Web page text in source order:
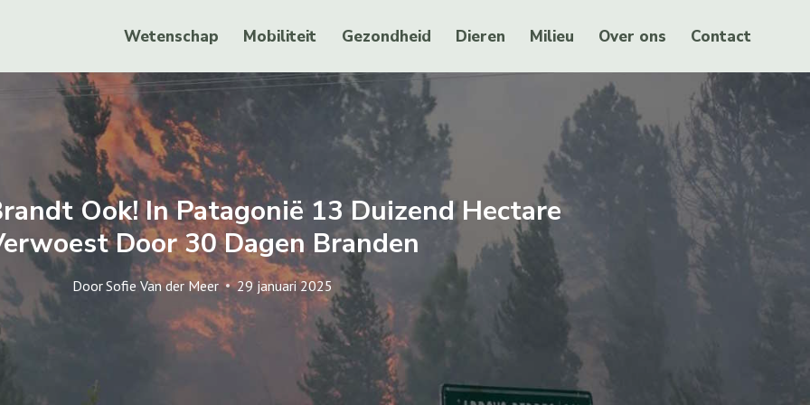
Wetenschap Mobiliteit Gezondheid Dieren Milieu Over ons Contact
Ook! In Patagonië 13 Duizend Hectare
Door 30 Dagen Branden
DoorSofie Van der Meer 29 januari 2025